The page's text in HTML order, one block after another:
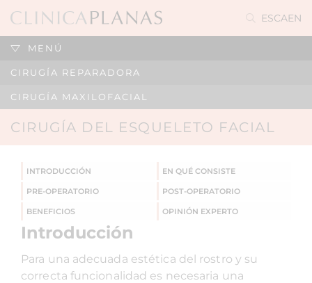
ESCAEN
MENÚ
CIRUGÍA REPARADORA
CIRUGÍA MAXILOFACIAL
CIRUGÍA DEL ESQUELETO FACIAL
INTRODUCCIÓN EN QUÉ CONSISTE
PRE-OPERATORIO POST-OPERATORIO
BENEFICIOS OPINIÓN EXPERTO
Introducción
Para una adecuada estética del rostro y su
correcta funcionalidad es necesaria una